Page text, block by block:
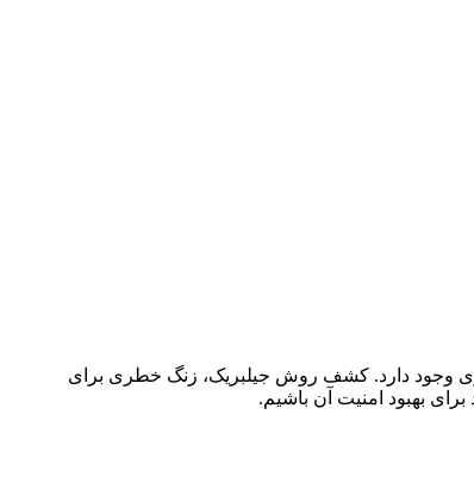
وجود دارد. کشف روش جیلبریک، زنگ خطری برای
بهبود امنیت آن باشیم.